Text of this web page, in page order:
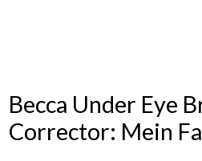
Becca Under Eye
Corrector: Mein